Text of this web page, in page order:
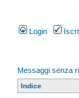
Login
Messaggi senza
Indice